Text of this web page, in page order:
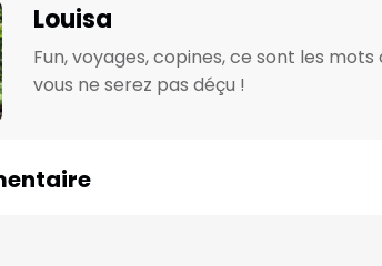
Louisa
Fun, voyages, copines, ce sont les mots
vous ne serez pas déçu !